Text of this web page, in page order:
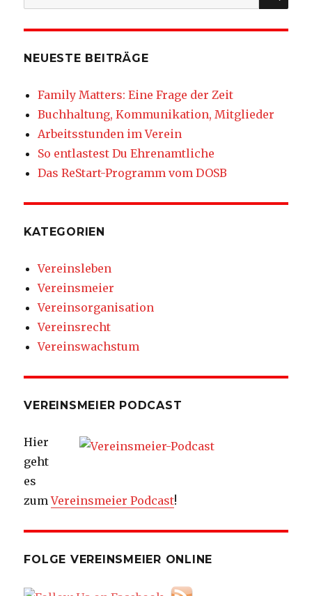
nach:
NEUESTE BEITRÄGE
Family Matters: Eine Frage der Zeit
Buchhaltung, Kommunikation, Mitglieder
Arbeitsstunden im Verein
So entlastest Du Ehrenamtliche
Das ReStart-Programm vom DOSB
KATEGORIEN
Vereinsleben
Vereinsmeier
Vereinsorganisation
Vereinsrecht
Vereinswachstum
VEREINSMEIER PODCAST
Hier
geht
es
zumVereinsmeier Podcast!
FOLGE VEREINSMEIER ONLINE